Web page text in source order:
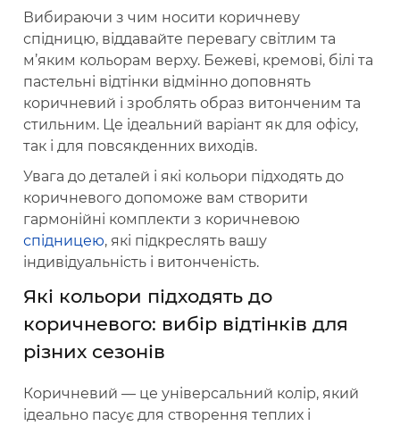
Вибираючи з чим носити коричневу
спідницю, віддавайте перевагу світлим та
м’яким кольорам верху. Бежеві, кремові, білі та
пастельні відтінки відмінно доповнять
коричневий і зроблять образ витонченим та
стильним. Це ідеальний варіант як для офісу,
так і для повсякденних виходів.
Увага до деталей і які кольори підходять до
коричневого допоможе вам створити
гармонійні комплекти з коричневою
спідницею, які підкреслять вашу
індивідуальність і витонченість.
Які кольори підходять до
коричневого: вибір відтінків для
різних сезонів
Коричневий — це універсальний колір, який
ідеально пасує для створення теплих і